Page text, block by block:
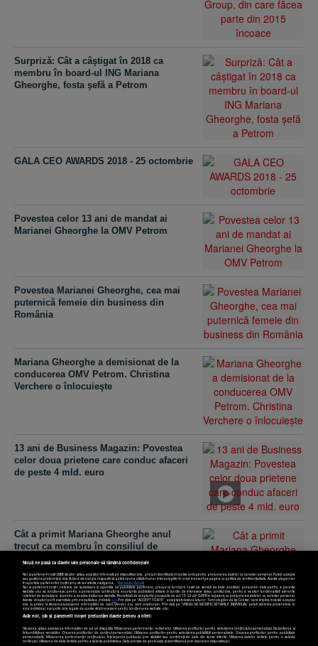
Surpriză: Cât a câştigat în 2018 ca
membru în board-ul ING Mariana
Gheorghe, fosta şefă a Petrom
GALA CEO AWARDS 2018 - 25 octombrie
Povestea celor 13 ani de mandat ai
Marianei Gheorghe la OMV Petrom
Povestea Marianei Gheorghe, cea mai
puternică femeie din business din
România
Mariana Gheorghe a demisionat de la
conducerea OMV Petrom. Christina
Verchere o înlocuieşte
13 ani de Business Magazin: Povestea
celor doua prietene care conduc afaceri
de peste 4 mld. euro
Cât a primit Mariana Gheorghe anul
trecut ca membru în consiliul de
supraveghere al ING
Top 100 cei mai admiraţi CEO: Mariana
Setări cookies
Nouă ne pasă ca datele tale personale să rămână confidențiale
Noi și partenerii noștri589stocăm și/sau accesăm informații pe dispozitivul dvs., precum identificatorii cookie unici pentru prelucrarea datelor cu caracter personal. Puteți accepta
sau gestiona preferințele dvs. făcând clic mai jos, respectiv vă puteți opune utilizării unui interes legitim în orice moment pe pagina cu politica de confidențialitate. Aceste alegeri vor
fi raportate partenerilor noștri și nu vă vor afecta navigarea.
Mai multe detalii
Noi si partenerii nostri (retelele de socializare si agentiile de publicitate partenere, precum si furnizorii nostri de servicii de date analitice) prelucram date pentru a permite
website-ului sa functioneze, pentru a personaliza continutul si anunturile publicitare afisate in functie de interesele si/sau profilul dvs., pentru a va oferi functionalitati aferente
retelelor de socializare si pentru a analiza traficul pe website. Beneficiati de drepturile prevazute de art. 15-22 din GDPR in legatura cu prelucrarea datelor cu caracter personal.
Aceste drepturi pot fi exercitate prin modalitatea indicataaici. Prin click pe “ACCEPT TOATE”, acceptati folosirea tuturor Tehnologiilor de tip Cookie, care implica inclusiv acceptul
dvs. cu privire la stocarea/accesarea informatiilor de catre Vendor-ii cu care colaboram. Prin click pe “VREAU SA MODIFIC SETARILE INDIVIDUAL” puteti schimba preferintele in
mod individual, mai putin cele legate de cookie strict necesare pentru functionarea website-ului.
Atât noi, cât și partenerii noștri prelucrăm datele pentru a oferi:
Stocarea și/sau accesarea informațiilor de pe un dispozitiv. Măsurarea performanței reclamelor. Utilizarea profilurilor pentru selectarea conținutului personalizat. Dezvoltarea și
îmbunătățirea serviciilor. Crearea profilurilor de conținut personalizat. Utilizarea profilurilor pentru selectarea publicității personalizate. Crearea profilurilor pentru publicitate
personalizată. Măsurarea performanței conținutului. Înțelegerea publicului prin statistici sau combinații de date din surse diferite. Utilizarea datelor limitate pentru a selecta
conținutul. Utilizarea de date limitate pentru a selecta publicitatea. Date precise de geolocație și identificarea prin scanarea dispozitivului.